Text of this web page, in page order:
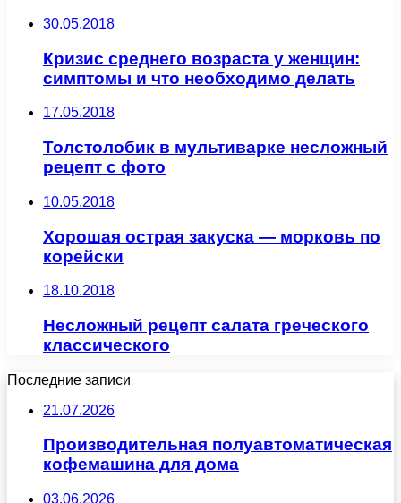
30.05.2018
Кризис среднего возраста у женщин:
симптомы и что необходимо делать
17.05.2018
Толстолобик в мультиварке несложный
рецепт с фото
10.05.2018
Хорошая острая закуска — морковь по
корейски
18.10.2018
Несложный рецепт салата греческого
классического
Последние записи
21.07.2026
Производительная полуавтоматическая
кофемашина для дома
03.06.2026